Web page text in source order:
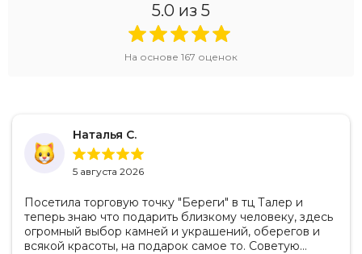
5.0 из 5
На основе 167 оценок
Наталья С.
5 августа 2026
Посетила торговую точку "Береги" в тц Талер и
теперь знаю что подарить близкому человеку, здесь
огромный выбор камней и украшений, оберегов и
всякой красоты, на подарок самое то. Советую